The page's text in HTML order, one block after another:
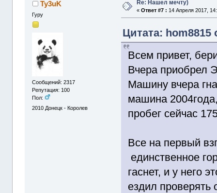
Ty3uK
Гуру
Сообщений: 2317
Репутация: 100
Пол:
2010 Донецк - Королев
Re: Нашел мечту)
«Ответ #7 : 14 Апреля 2017,
Цитата: hom8815
Всем привет,
Вчера приобрел
Машину вчера
машина
пробег сейчас
Все на первый
единственное
гаснет, и у него
ездил проверять